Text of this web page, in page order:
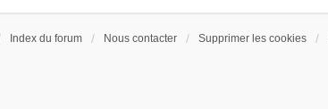
Index du forum Nous contacter Supprimer les cookies